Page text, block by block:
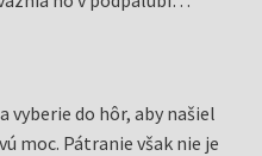
vyberie do hôr, aby našiel
moc. Pátranie však nie je